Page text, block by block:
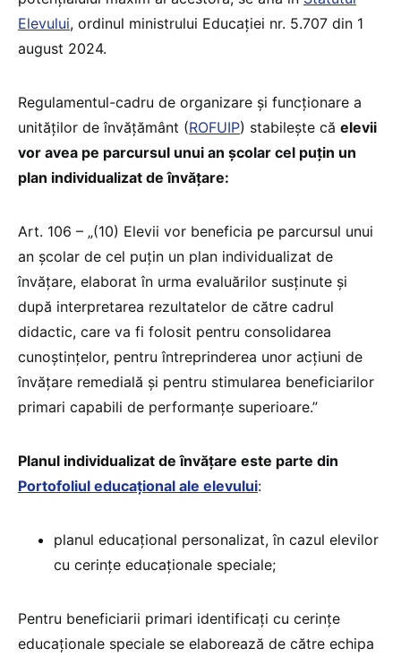
Elevului, ordinul ministrului Educației nr. 5.707 din 1
august 2024.
Regulamentul-cadru de organizare și funcționare a
unităților de învățământ (ROFUIP) stabilește că elevii
vor avea pe parcursul unui an școlar cel puțin un
plan individualizat de învățare:
Art. 106 – „(10) Elevii vor beneficia pe parcursul unui
an şcolar de cel puţin un plan individualizat de
învăţare, elaborat în urma evaluărilor susţinute şi
după interpretarea rezultatelor de către cadrul
didactic, care va fi folosit pentru consolidarea
cunoştinţelor, pentru întreprinderea unor acţiuni de
învăţare remedială şi pentru stimularea beneficiarilor
primari capabili de performanţe superioare.”
Planul individualizat de învățare este parte din
Portofoliul educațional ale elevului:
planul educațional personalizat, în cazul elevilor
cu cerințe educaționale speciale;
Pentru beneficiarii primari identificați cu cerințe
educaționale speciale se elaborează de către echipa